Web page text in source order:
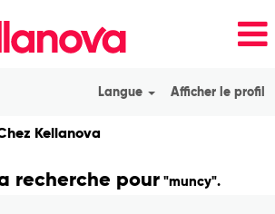
Langue Afficher le profil
Kellanova(page
recherche pour "muncy".